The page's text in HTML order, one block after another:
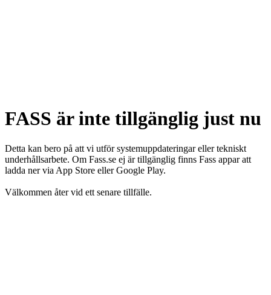
FASS är inte tillgänglig just nu
Detta kan bero på att vi utför systemuppdateringar eller tekniskt
underhållsarbete. Om Fass.se ej är tillgänglig finns Fass appar att
ladda ner via App Store eller Google Play.
Välkommen åter vid ett senare tillfälle.